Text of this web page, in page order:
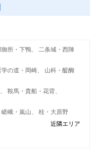
御所・下鴨
二条城・西陣
学の道・岡崎
山科・醍醐
鞍馬・貴船・花背
嵯峨・嵐山
桂・大原野
近隣エリア